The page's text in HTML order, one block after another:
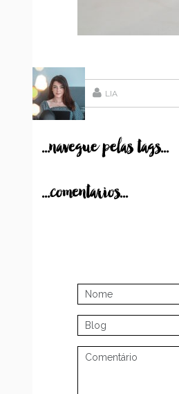
LIA
...navegue pelas tags...
...comentarios...